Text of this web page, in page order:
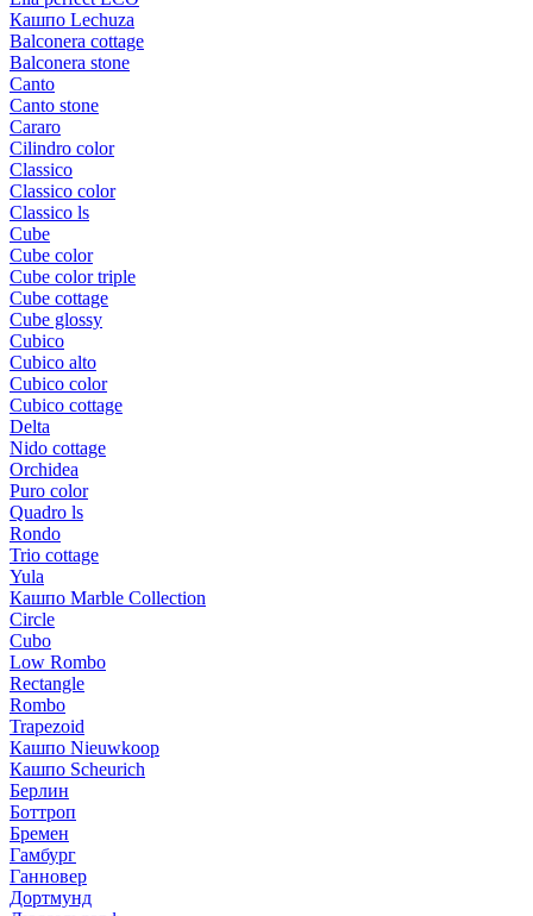
Кашпо Lechuza
Balconera cottage
Balconera stone
Canto
Canto stone
Cararo
Cilindro color
Classico
Classico color
Classico ls
Cube
Cube color
Cube color triple
Cube cottage
Cube glossy
Cubico
Cubico alto
Cubico color
Cubico cottage
Delta
Nido cottage
Orchidea
Puro color
Quadro ls
Rondo
Trio cottage
Yula
Кашпо Marble Collection
Circle
Cubo
Low Rombo
Rectangle
Rombo
Trapezoid
Кашпо Nieuwkoop
Кашпо Scheurich
Берлин
Боттроп
Бремен
Гамбург
Ганновер
Дортмунд